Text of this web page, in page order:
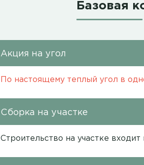
Базовая
Акция на угол
По настоящему теплый угол в
Сборка на участке
Строительство на участке входит